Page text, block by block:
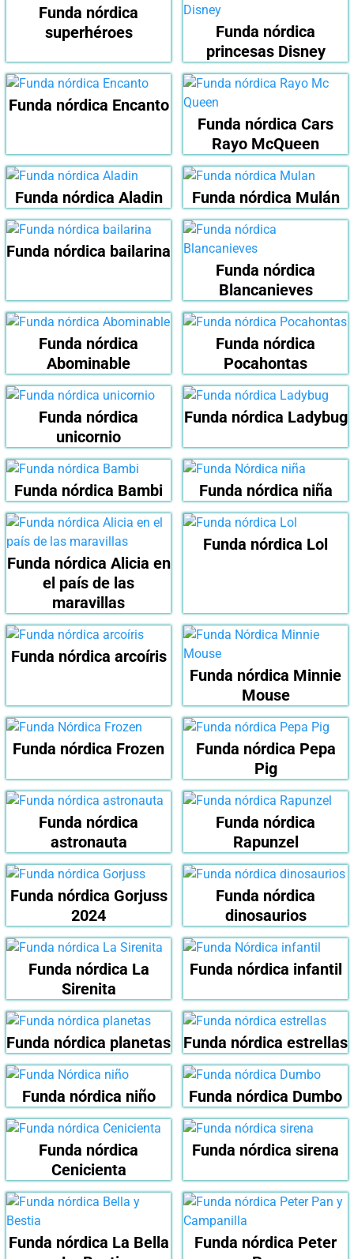
Funda nórdica
superhéroes
Funda nórdica
princesas Disney
Funda nórdica Encanto
Funda nórdica Cars
Rayo McQueen
Funda nórdica Aladin Funda nórdica Mulán
Funda nórdica bailarina
Funda nórdica
Blancanieves
Funda nórdica
Abominable
Funda nórdica
Pocahontas
Funda nórdica
unicornio
Funda nórdica Ladybug
Funda nórdica Bambi Funda nórdica niña
Funda nórdica Alicia en
el país de las
maravillas
Funda nórdica Lol
Funda nórdica arcoíris
Funda nórdica Minnie
Mouse
Funda nórdica Frozen
Funda nórdica Pepa
Pig
Funda nórdica
astronauta
Funda nórdica
Rapunzel
Funda nórdica Gorjuss
2024
Funda nórdica
dinosaurios
Funda nórdica La
Sirenita
Funda nórdica infantil
Funda nórdica planetas Funda nórdica estrellas
Funda nórdica niño Funda nórdica Dumbo
Funda nórdica
Cenicienta
Funda nórdica sirena
Funda nórdica La Bella
Funda nórdica Peter